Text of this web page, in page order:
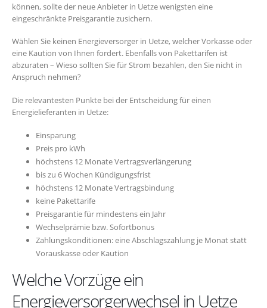
können, sollte der neue Anbieter in Uetze wenigsten eine
eingeschränkte Preisgarantie zusichern.
Wählen Sie keinen Energieversorger in Uetze, welcher Vorkasse oder
eine Kaution von Ihnen fordert. Ebenfalls von Pakettarifen ist
abzuraten – Wieso sollten Sie für Strom bezahlen, den Sie nicht in
Anspruch nehmen?
Die relevantesten Punkte bei der Entscheidung für einen
Energielieferanten in Uetze:
Einsparung
Preis pro kWh
höchstens 12 Monate Vertragsverlängerung
bis zu 6 Wochen Kündigungsfrist
höchstens 12 Monate Vertragsbindung
keine Pakettarife
Preisgarantie für mindestens ein Jahr
Wechselprämie bzw. Sofortbonus
Zahlungskonditionen: eine Abschlagszahlung je Monat statt
Vorauskasse oder Kaution
Welche Vorzüge ein
Energieversorgerwechsel in Uetze